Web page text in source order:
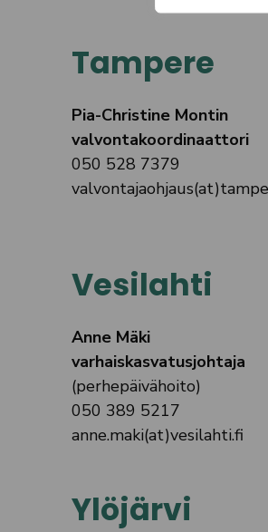
Tampere
Pia-Christine Montin
valvontakoordinaattori
050 528 7379
Vesilahti
Anne Mäki
varhaiskasvatusjohtaja
(perhepäivähoito)
050 389 5217
anne.maki(at)vesilahti.fi
Ylöjärvi